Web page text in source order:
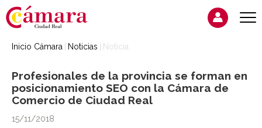
Inicio Cámara Noticias Noticia
Profesionales de la provincia se forman en
posicionamiento SEO con la Cámara de
Comercio de Ciudad Real
15/11/2018